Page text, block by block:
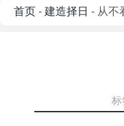
首页 - 建造择日 - 从不
标